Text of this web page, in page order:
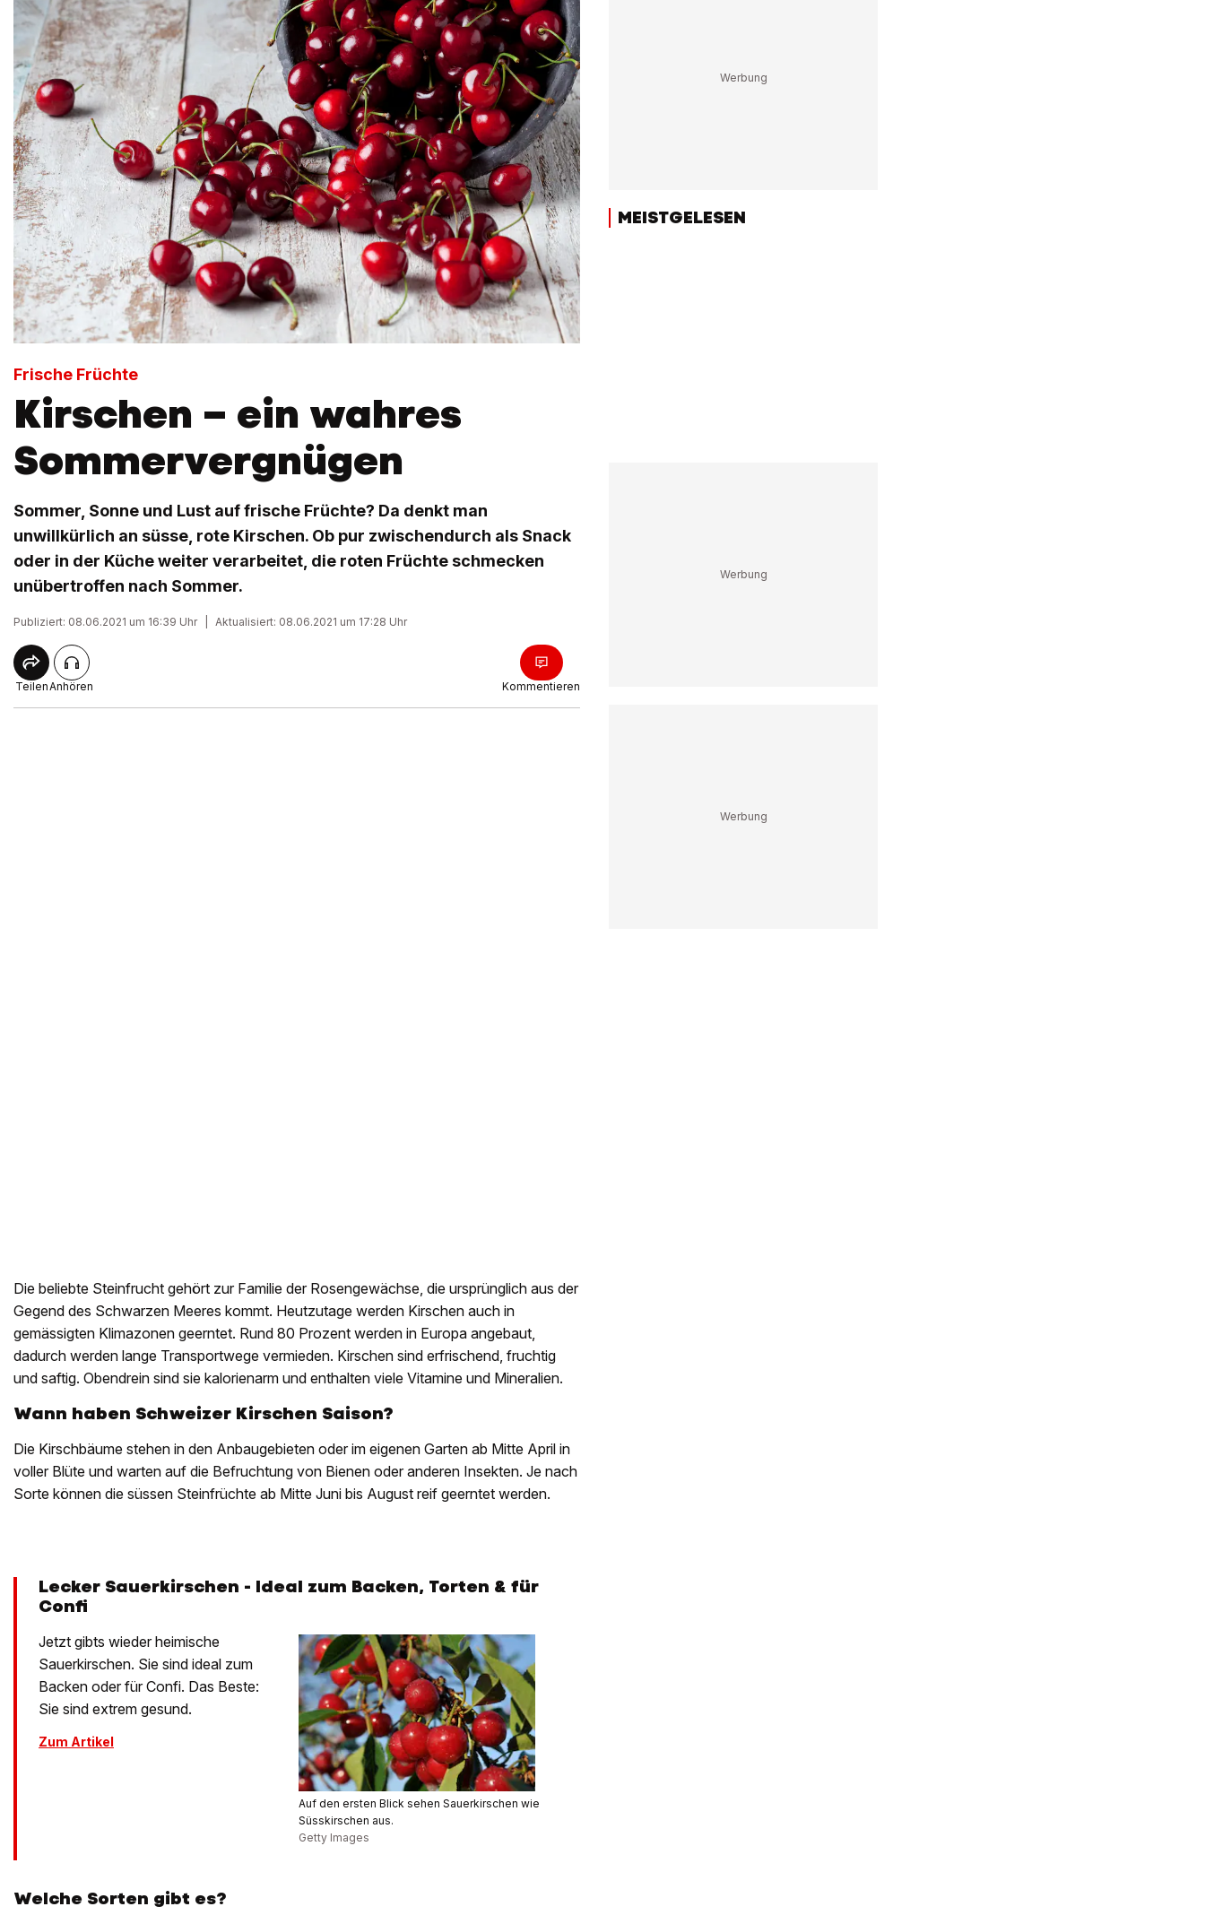
Frische Früchte
Kirschen – ein wahres
Sommervergnügen
Sommer, Sonne und Lust auf frische Früchte? Da denkt man
unwillkürlich an süsse, rote Kirschen. Ob pur zwischendurch als Snack
oder in der Küche weiter verarbeitet, die roten Früchte schmecken
unübertroffen nach Sommer.
Publiziert: 08.06.2021 um 16:39 Uhr Aktualisiert: 08.06.2021 um 17:28 Uhr
TeilenAnhören Kommentieren
Die beliebte Steinfrucht gehört zur Familie der Rosengewächse, die ursprünglich aus der
Gegend des Schwarzen Meeres kommt. Heutzutage werden Kirschen auch in
gemässigten Klimazonen geerntet. Rund 80 Prozent werden in Europa angebaut,
dadurch werden lange Transportwege vermieden. Kirschen sind erfrischend, fruchtig
und saftig. Obendrein sind sie kalorienarm und enthalten viele Vitamine und Mineralien.
Wann haben Schweizer Kirschen Saison?
Die Kirschbäume stehen in den Anbaugebieten oder im eigenen Garten ab Mitte April in
voller Blüte und warten auf die Befruchtung von Bienen oder anderen Insekten. Je nach
Sorte können die süssen Steinfrüchte ab Mitte Juni bis August reif geerntet werden.
Lecker Sauerkirschen - Ideal zum Backen, Torten & für
Confi
Auf den ersten Blick sehen Sauerkirschen wie
Süsskirschen aus.
Getty Images
Jetzt gibts wieder heimische
Sauerkirschen. Sie sind ideal zum
Backen oder für Confi. Das Beste:
Sie sind extrem gesund.
Zum Artikel
Welche Sorten gibt es?
MEISTGELESEN